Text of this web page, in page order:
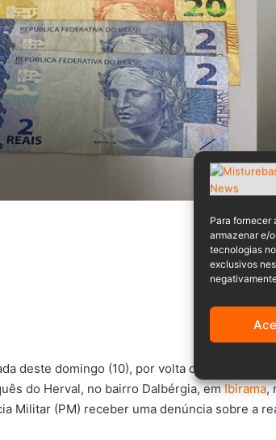
Para fornecer
armazenar e/
tecnologias
exclusivos
deste domingo (10), por volta das 01h, um
do Herval, no bairro Dalbérgia, emIbirama,
Militar (PM) receber uma denúncia sobre a